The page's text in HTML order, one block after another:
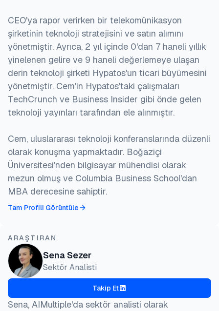
CEO'ya rapor verirken bir telekomünikasyon
şirketinin teknoloji stratejisini ve satın alımını
yönetmiştir. Ayrıca, 2 yıl içinde 0'dan 7 haneli yıllık
yinelenen gelire ve 9 haneli değerlemeye ulaşan
derin teknoloji şirketi Hypatos'un ticari büyümesini
yönetmiştir. Cem'in Hypatos'taki çalışmaları
TechCrunch ve Business Insider gibi önde gelen
teknoloji yayınları tarafından ele alınmıştır.
Cem, uluslararası teknoloji konferanslarında düzenli
olarak konuşma yapmaktadır. Boğaziçi
Üniversitesi'nden bilgisayar mühendisi olarak
mezun olmuş ve Columbia Business School'dan
MBA derecesine sahiptir.
Tam Profili Görüntüle
ARAŞTIRAN
Sena Sezer
Sektör Analisti
Takip Et
Sena, AIMultiple'da sektör analisti olarak